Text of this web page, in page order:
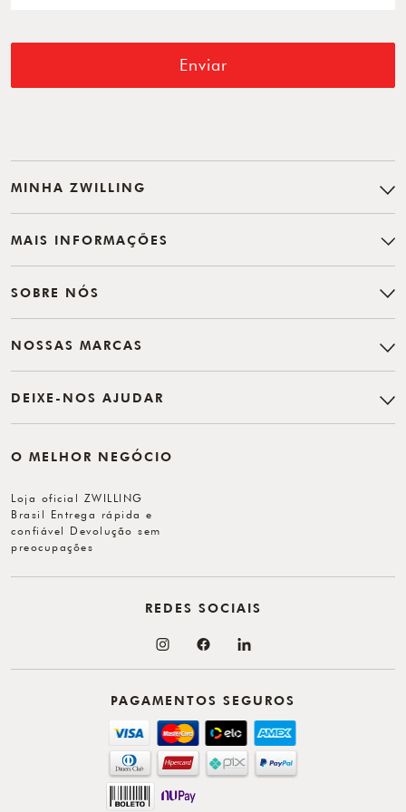
Enviar
MINHA ZWILLING
MAIS INFORMAÇÕES
SOBRE NÓS
NOSSAS MARCAS
DEIXE-NOS AJUDAR
O MELHOR NEGÓCIO
Loja oficial ZWILLING
Brasil Entrega rápida e
confiável Devolução sem
preocupações
PAGAMENTOS SEGUROS
REDES SOCIAIS